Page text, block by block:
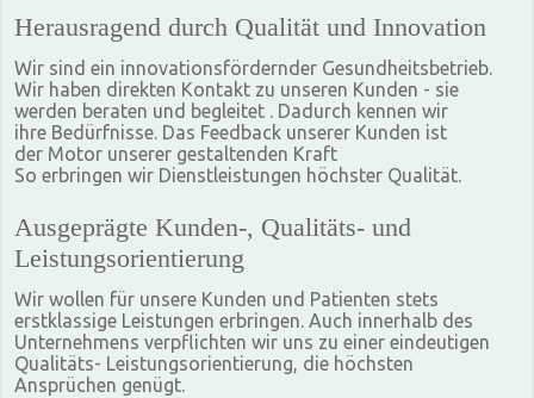
Herausragend durch Qualität und Innovation
Wir sind ein innovationsfördernder Gesundheitsbetrieb.
Wir haben direkten Kontakt zu unseren Kunden - sie
werden beraten und begleitet . Dadurch kennen wir
ihre Bedürfnisse. Das Feedback unserer Kunden ist
der Motor unserer gestaltenden Kraft
So erbringen wir Dienstleistungen höchster Qualität.
Ausgeprägte Kunden-, Qualitäts- und
Leistungsorientierung
Wir wollen für unsere Kunden und Patienten stets
erstklassige Leistungen erbringen. Auch innerhalb des
Unternehmens verpflichten wir uns zu einer eindeutigen
Qualitäts- Leistungsorientierung, die höchsten
Ansprüchen genügt.